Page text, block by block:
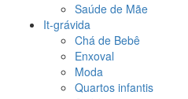
Saúde de Mãe
It-grávida
Chá de Bebê
Enxoval
Moda
Quartos infantis